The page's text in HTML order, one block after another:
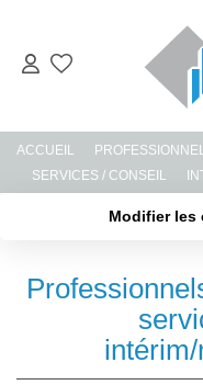
ACCUEIL
SERVICES / CONSEIL
Modifier les
Type de bien
Budget max